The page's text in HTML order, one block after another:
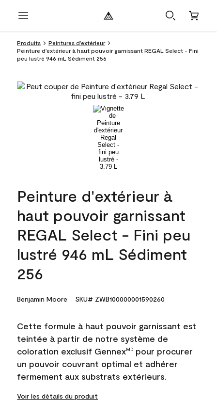
Produits
Peintures d’extérieur
Peinture d'extérieur à haut pouvoir garnissant REGAL Select - Fini
peu lustré 946 mL Sédiment 256
Peinture d'extérieur à
haut pouvoir garnissant
REGAL Select - Fini peu
lustré 946 mL Sédiment
256
Benjamin Moore SKU# ZWB100000001590260
Cette formule à haut pouvoir garnissant est
teintée à partir de notre système de
coloration exclusif GennexMD pour procurer
un pouvoir couvrant optimal et adhérer
fermement aux substrats extérieurs.
Voir les détails du produit